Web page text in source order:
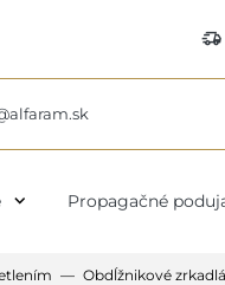
delivery_truck_speed
expand_more Propagačné
Obdĺžnikové